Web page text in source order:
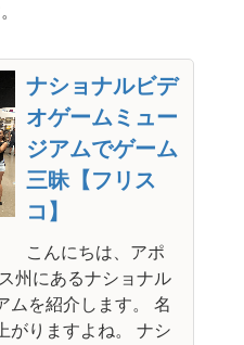
ナショナルビデ
オゲームミュー
ジアムでゲーム
三昧【フリス
コ】
こんにちは、アポ
州にあるナショナル
ムを紹介します。 名
がりますよね。 ナシ